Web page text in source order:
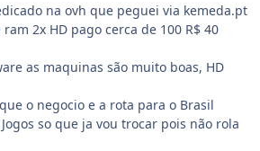
na ovh que peguei via kemeda.pt
2x HD pago cerca de 100 R$ 40
as maquinas são muito boas, HD
o negocio e a rota para o Brasil
so que ja vou trocar pois não rola